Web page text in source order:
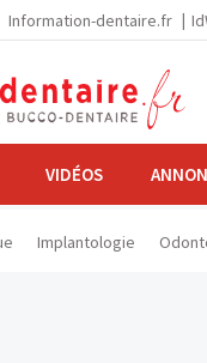
Information-dentaire.fr
VIDÉOS
Implantologie